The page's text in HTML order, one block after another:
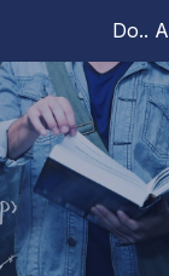
springen
Do..